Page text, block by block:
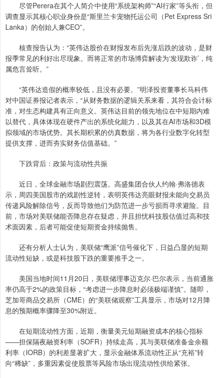
尽管Perera在其个人简介中使用“系统架构师”“AI行家”等头衔，但
调查显示其核心职业身份是“斯里兰卡宠物托运公司（Pet Express Sri
Lanka）的创始人兼CEO”。
核查报告认为：“英伟达股价在财报发布后先涨后跌的波动，是财
报季常见的利好出尽现象。而将正常的市场博弈解读为‘发现欺诈’，纯
属危言耸听。”
“英伟达造假的概率较低，且没有必要。”明泽投资董事长马科伟
对中国证券报记者表示，“从财务数据的逻辑关系来看，其符合会计标
准，对生态构建具有正向意义。英伟达目前的领先地位在中短期内难
以替代，具体体现在硬件产出的系统化能力，以及其在AI市场和3D模
拟领域的市场优势。其长期积累的仿真数据，将为各行业数字化转型
提供支撑，进而夯实财务估值基础。”
下跌背后：政策与流动性共振
近日，全球金融市场剧烈震荡。高盛集团合伙人约翰·弗洛德表
示，周四美国股市的戏剧性逆转，表明英伟达亮眼财报未能向交易员
传递风险解除信号，反而导致他们为防范进一步亏损而寻求避险。目
前，市场对美联储能否降息存在疑虑，并且担忧科技股估值过高和技
术面因素，后者可能促使短期资金持续抛售。
还有分析人士认为，美联储“鹰派”信号催化下，日益凸显的短期
流动性短缺，或是科技股下跌的重要推手之一。
美国当地时间11月20日，美联储理事迈克尔·巴尔表示，当前通胀
率仍高于2%的政策目标，“考虑进一步降息时必须极端谨慎”。随即，
芝加哥商品交易所（CME）的“美联储观察”工具显示，市场对12月降
息的预期概率骤降至30%附近。
在短期流动性方面，近期，衡量美元短期融资成本的核心指标
——担保隔夜融资利率（SOFR）持续走高，其与美联储准备金余额
利率（IORB）的利差显著扩大，显示金融体系流动性正从“充裕”转
向“稀缺”，多重因素促使股票等风险市场出现流动性供给紧张。